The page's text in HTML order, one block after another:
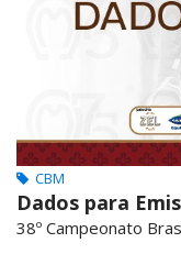
CBM
Dados para
38º Campeonato